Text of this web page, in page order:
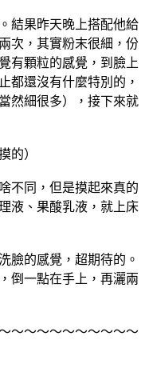
果昨天晚上搭配他給
次，其實粉末很細，份
有顆粒的感覺，到臉上
都還沒有什麼特別的，
然細很多），接下來就
的）
同，但是摸起來真的
液、果酸乳液，就上床
的感覺，超期待的。
倒一點在手上，再灑兩
～～～～～～～～～